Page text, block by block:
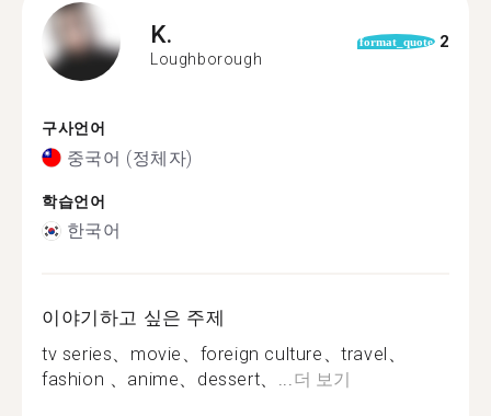
K.
Loughborough
format_quote 2
구사언어
중국어 (정체자)
학습언어
한국어
이야기하고 싶은 주제
tv series、movie、foreign culture、travel、
fashion 、anime、dessert、...더 보기